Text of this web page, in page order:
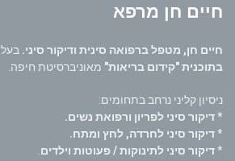
חיים חן מרפא
חיים חן, מטפל ברפואה סינית ודיקור סיני. בעל
בתוכנית "קידום בריאות" מאוניברסיטת חיפה.
ניסיון קליני נרחב בתחומים:
* דיקור סיני לפריון ורפואת נשים.
*דיקור סיני לחרדה, לחץ ומתח.
*דיקור סיני לתינוקות / פעוטות וילדים